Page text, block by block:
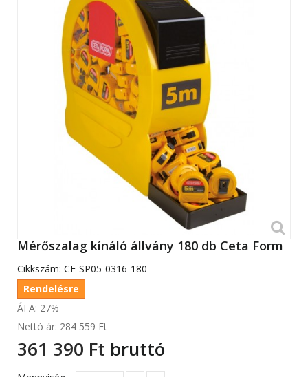
Mérőszalag kínáló állvány 180 db Ceta Form
Cikkszám: CE-SP05-0316-180
Rendelésre
ÁFA: 27%
Nettó ár: 284 559 Ft‎
361 390 Ft‎ bruttó